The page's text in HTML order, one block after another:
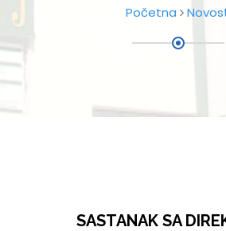
Početna
SASTANAK SA